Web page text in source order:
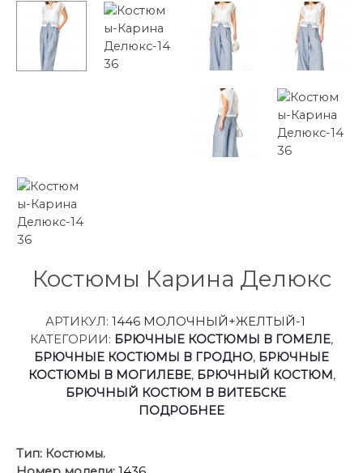
Костюмы Карина Делюкс
АРТИКУЛ: 1446 МОЛОЧНЫЙ+ЖЕЛТЫЙ-1
КАТЕГОРИИ: БРЮЧНЫЕ КОСТЮМЫ В ГОМЕЛЕ,
БРЮЧНЫЕ КОСТЮМЫ В ГРОДНО, БРЮЧНЫЕ
КОСТЮМЫ В МОГИЛЕВЕ, БРЮЧНЫЙ КОСТЮМ,
БРЮЧНЫЙ КОСТЮМ В ВИТЕБСКЕ
ПОДРОБНЕЕ
Тип: Костюмы.